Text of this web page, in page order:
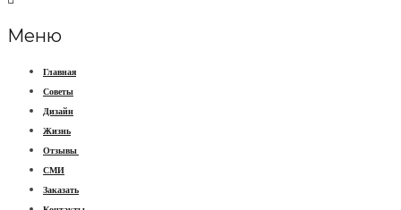
Меню
Главная
Советы
Дизайн
Жизнь
Отзывы
СМИ
Заказать